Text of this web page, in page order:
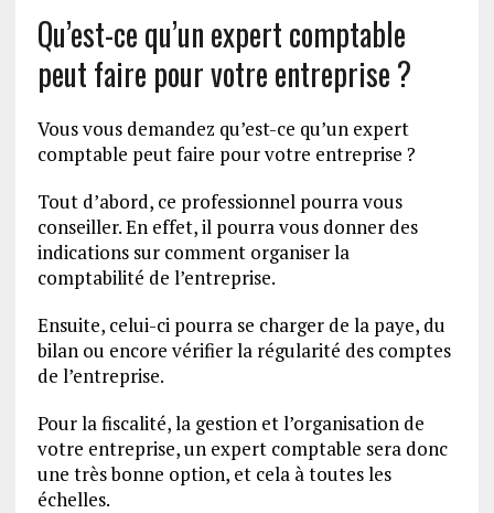
Qu’est-ce qu’un expert comptable
peut faire pour votre entreprise ?
Vous vous demandez qu’est-ce qu’un expert
comptable peut faire pour votre entreprise ?
Tout d’abord, ce professionnel pourra vous
conseiller. En effet, il pourra vous donner des
indications sur comment organiser la
comptabilité de l’entreprise.
Ensuite, celui-ci pourra se charger de la paye, du
bilan ou encore vérifier la régularité des comptes
de l’entreprise.
Pour la fiscalité, la gestion et l’organisation de
votre entreprise, un expert comptable sera donc
une très bonne option, et cela à toutes les
échelles.